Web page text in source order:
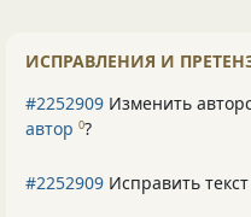
ИСПРАВЛЕНИЯ И
#2252909 Изменить
автор 0?
#2252909 Исправить